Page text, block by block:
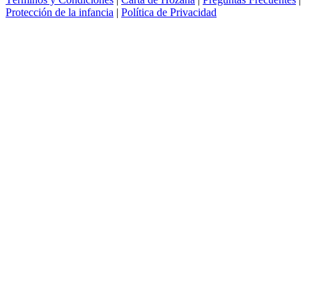
Protección de la infancia | Política de Privacidad